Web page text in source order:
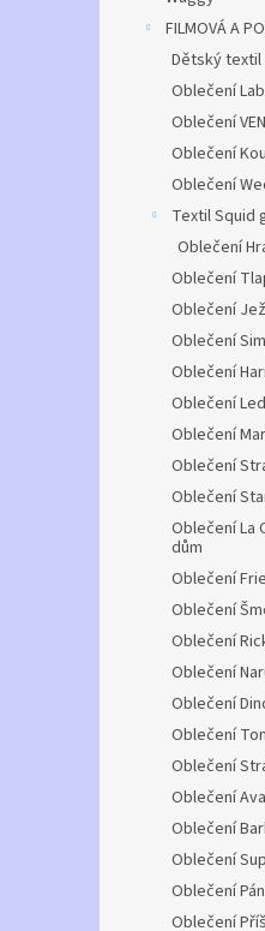
FILMOVÁ A
Dětský
Oblečení
Oblečení
Oblečení
Oblečení
Textil Squid
Oblečení
Oblečení
Oblečení
Oblečení
Oblečení
Oblečení
Oblečení
Oblečení
Oblečení
Oblečení La
dům
Oblečení
Oblečení
Oblečení
Oblečení
Oblečení
Oblečení
Oblečení
Oblečení
Oblečení
Oblečení
Oblečení
Oblečení